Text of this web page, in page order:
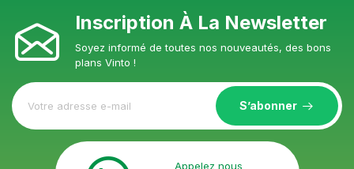
Inscription À La Newsletter
Soyez informé de toutes nos nouveautés, des bons
plans Vinto !
S’abonner
Appelez nous